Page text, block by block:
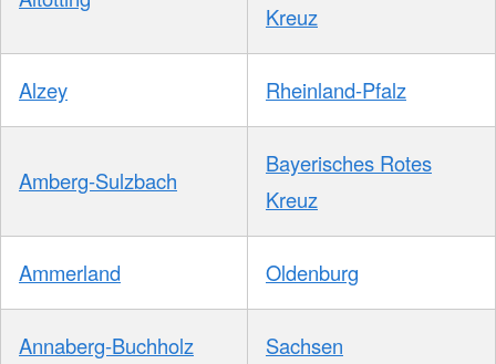
Kreuz
Alzey Rheinland-Pfalz
Amberg-Sulzbach
Bayerisches Rotes
Kreuz
Ammerland Oldenburg
Annaberg-Buchholz Sachsen